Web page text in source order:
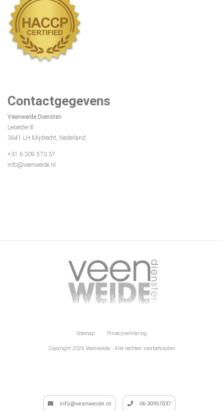
info@veenweide.nl 06-30957037
Contactgegevens
Veenweide Diensten
Leicester 8
3641 LH Mijdrecht, Nederland
+31 6 309 570 37
info@veenweide.nl
Sitemap Privacyverklaring
Copyright 2026 Veenweide - Alle rechten voorbehouden